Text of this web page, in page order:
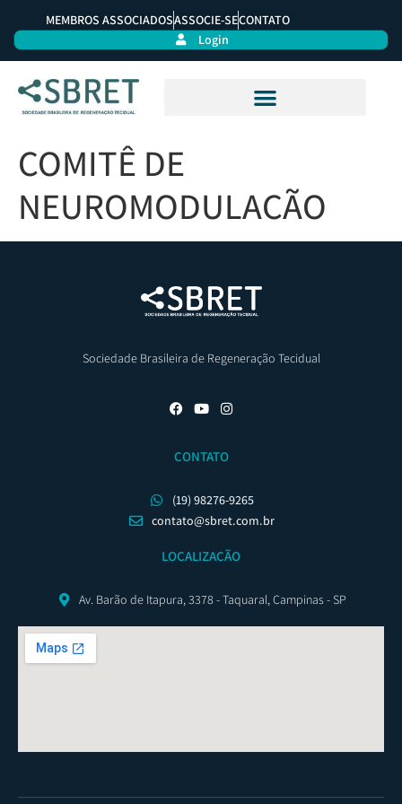
MEMBROS ASSOCIADOSASSOCIE-SECONTATO
Login
COMITÊ DE
NEUROMODULAÇÃO
Sociedade Brasileira de Regeneração Tecidual
CONTATO
(19) 98276-9265
contato@sbret.com.br
LOCALIZAÇÃO
Av. Barão de Itapura, 3378 - Taquaral, Campinas - SP